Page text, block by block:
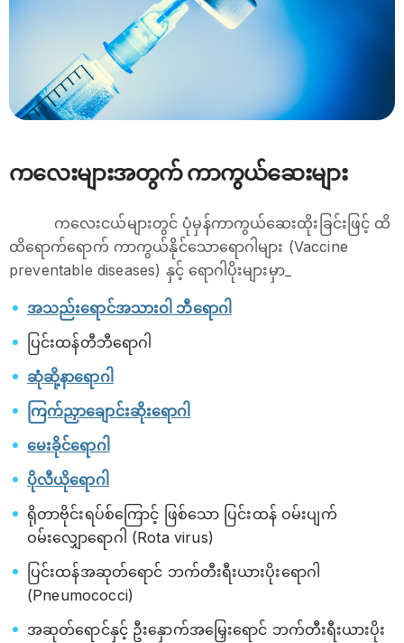
ကလေးများအတွက် ကာကွယ်ဆေးများ
ကလေးငယ်များတွင် ပုံမှန်ကာကွယ်ဆေးထိုးခြင်းဖြင့် ထိ
ထိရောက်ရောက် ကာကွယ်နိုင်သောရောဂါများ (Vaccine
preventable diseases) နှင့် ရောဂါပိုးများမှာ_
အသည်းရောင်အသားဝါ ဘီရောဂါ
ပြင်းထန်တီဘီရောဂါ
ဆုံဆို့နာရောဂါ
ကြက်ညှာချောင်းဆိုးရောဂါ
မေးခိုင်ရောဂါ
ပိုလီယိုရောဂါ
ရိုတာဗိုင်းရပ်စ်ကြောင့် ဖြစ်သော ပြင်းထန် ဝမ်းပျက်
ဝမ်းလျှောရောဂါ (Rota virus)
ပြင်းထန်အဆုတ်ရောင် ဘက်တီးရီးယားပိုးရောဂါ
(Pneumococci)
အဆုတ်ရောင်နှင့် ဦးနှောက်အမြှေးရောင် ဘက်တီးရီးယားပိုး